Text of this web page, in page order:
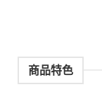
商品特色